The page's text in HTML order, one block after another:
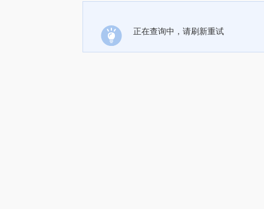
正在查询中，请刷新重试